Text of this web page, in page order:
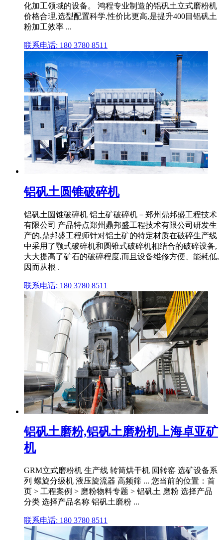
化加工领域的设备。 鸿程专业制造的铝矾土立式磨粉机
价格合理,选型配置科学,性价比更高,是提升400目铝矾土
粉加工效率 ...
联系电话: 180 3780 8511
铝矾土圆锥破碎机
铝矾土圆锥破碎机 铝土矿破碎机－郑州鼎邦盛工程技术
有限公司 产品特点郑州鼎邦盛工程技术有限公司研发生
产的,鼎邦盛工程师针对铝土矿的特定材质在破碎生产线
中采用了颚式破碎机和圆锥式破碎机相结合的破碎设备,
大大提高了矿石的破碎程度,而且设备维修方便、能耗低,
因而从根 .
联系电话: 180 3780 8511
铝矾土磨粉,铝矾土磨粉机上海卓亚矿
机
GRM立式磨粉机 生产线 转筒烘干机 回转窑 选矿设备系
列 螺旋分级机 液压旋流器 高频筛 ... 您当前的位置：首
页 > 工程案例 > 磨粉物料专题 > 铝矾土 磨粉 选择产品
分类 选择产品名称 铝矾土磨粉 ...
联系电话: 180 3780 8511